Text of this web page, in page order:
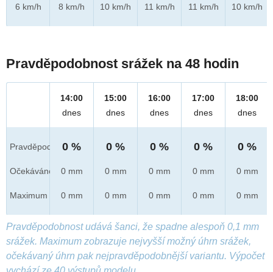
6 km/h
8 km/h
10 km/h
11 km/h
11 km/h
10 km/h
Pravděpodobnost srážek na 48 hodin
Pravděpod.
Očekáváno
Maximum
14:00
dnes
0 %
0 mm
0 mm
15:00
dnes
0 %
0 mm
0 mm
16:00
dnes
0 %
0 mm
0 mm
17:00
dnes
0 %
0 mm
0 mm
18:00
dnes
0 %
0 mm
0 mm
Pravděpodobnost udává šanci, že spadne alespoň 0,1 mm
srážek. Maximum zobrazuje nejvyšší možný úhrn srážek,
očekávaný úhrn pak nejpravděpodobnější variantu. Výpočet